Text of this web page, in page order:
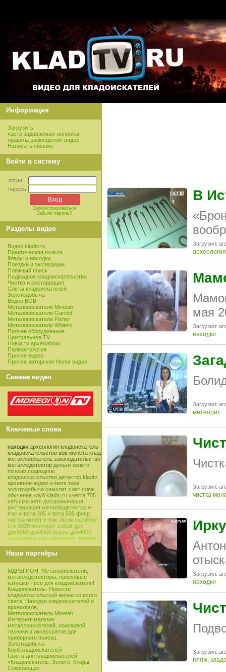
Информация
Загрузить
часто задаваемые вопросы
правила размещения видео
Написать письмо
Войти в систему
логин:
пароль:
Зарегистрироваться
Забыли пароль?
Разделы видео
Видео kladtv.ru
Практическая польза
Клады и находки
Поездки и экспедиции
Пляжный поиск
Подводное кладоискательство
Чистка и реставрация
Слеты кладоискателей
Золотодобыча
Видео ВОВ
Металлоискатели Minelab
Металлоискатели Garrett
Металлоискатели Fisher
Металлоискатели White’s
Прочее оборудование
Центральное TV
Новости археологии
Палеонтология
Прочее видео
Прочее авторское Home видео
Свежее видео
Ключевые слова
находки археология кладоискатель
кладоискательство вов монета клад
металлоискатель законодательство
металлодетектор деньги золото
minelab подводное
кладоискательство детектор kladtv
архивное видео x-terra танк
золотодобыча самолет слет пляж
обучение клуб kladtv,ru x-terra 705
катушка авто дискриминация
реставрация металлодетектор e-
trac x-terra 305 x-terra 505 фппр
чистка монет e-trac лоток excalibur
стх 3030 метеорит coiltek gpx
gpx5000 gpx4500 маска gpx4800
электролиз электрические помехи
Наши партнёры
МДРЕГИОН. Металлоискатели,
металлодетекторы, поисковые
катушки - все для кладоискателя!
Кладоискатель. Новости
кладоискательской жизни со всего
света. Находки кладоискателей и
археологов.
Металлоискатели Minelab
Интернет-магазин
металлоискателей, поисковой
техники и аксессуатов для
приборного поиска.
Золотодобыча
Клуб кладоискателей
Газета для кладоискателей
«Кладоискатель. Золото. Клады.
Сокровища».
В
Загрузил:
археология
мая
Загрузил:
находки
Загрузил:
метеорит
Загрузил:
чистка
Загрузил:
находки
Загрузил:
пляж,